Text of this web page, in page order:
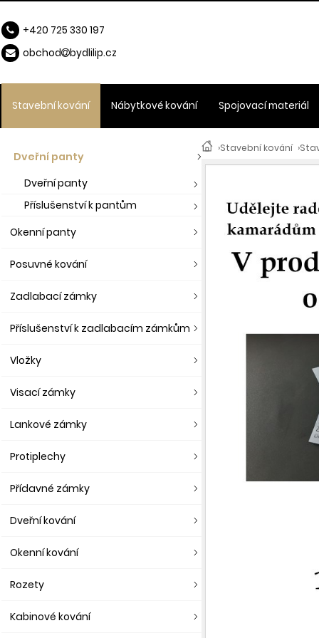
›Stavební kování ›
Dveřní panty
Dveřní panty
Příslušenství k pantům
Okenní panty
Posuvné kování
Zadlabací zámky
Příslušenství k zadlabacím zámkům
Vložky
Visací zámky
Lankové zámky
Protiplechy
Přídavné zámky
Dveřní kování
Okenní kování
Rozety
Kabinové kování
Stavební kování Nábytkové kování Spojovací materiál
+420 725 330 197
obchod
bydlilip.cz